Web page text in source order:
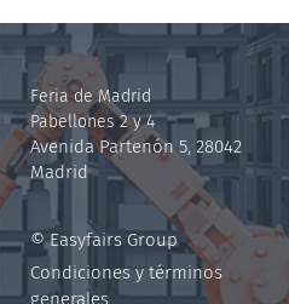
Feria de Madrid
Pabellones 2 y 4
Avenida Partenón 5, 28042
Madrid
© Easyfairs Group
Condiciones y términos
generales